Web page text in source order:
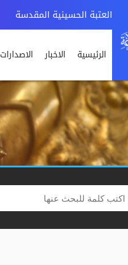
العتبة الحسينية المقدسة
الرئيسية الاخبار الاصدارات